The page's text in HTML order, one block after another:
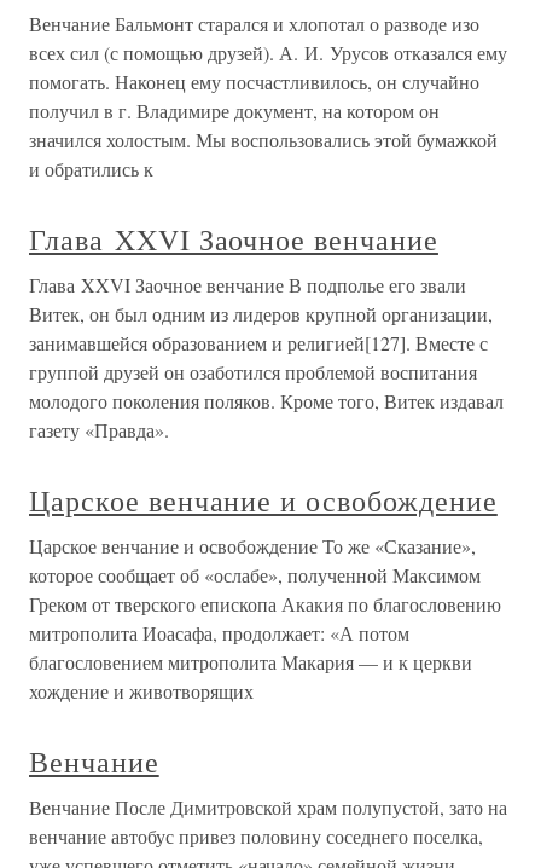
Венчание Бальмонт старался и хлопотал о разводе изо
всех сил (с помощью друзей). А. И. Урусов отказался ему
помогать. Наконец ему посчастливилось, он случайно
получил в г. Владимире документ, на котором он
значился холостым. Мы воспользовались этой бумажкой
и обратились к
Глава XXVI Заочное венчание
Глава XXVI Заочное венчание В подполье его звали
Витек, он был одним из лидеров крупной организации,
занимавшейся образованием и религией[127]. Вместе с
группой друзей он озаботился проблемой воспитания
молодого поколения поляков. Кроме того, Витек издавал
газету «Правда».
Царское венчание и освобождение
Царское венчание и освобождение То же «Сказание»,
которое сообщает об «ослабе», полученной Максимом
Греком от тверского епископа Акакия по благословению
митрополита Иоасафа, продолжает: «А потом
благословением митрополита Макария — и к церкви
хождение и животворящих
Венчание
Венчание После Димитровской храм полупустой, зато на
венчание автобус привез половину соседнего поселка,